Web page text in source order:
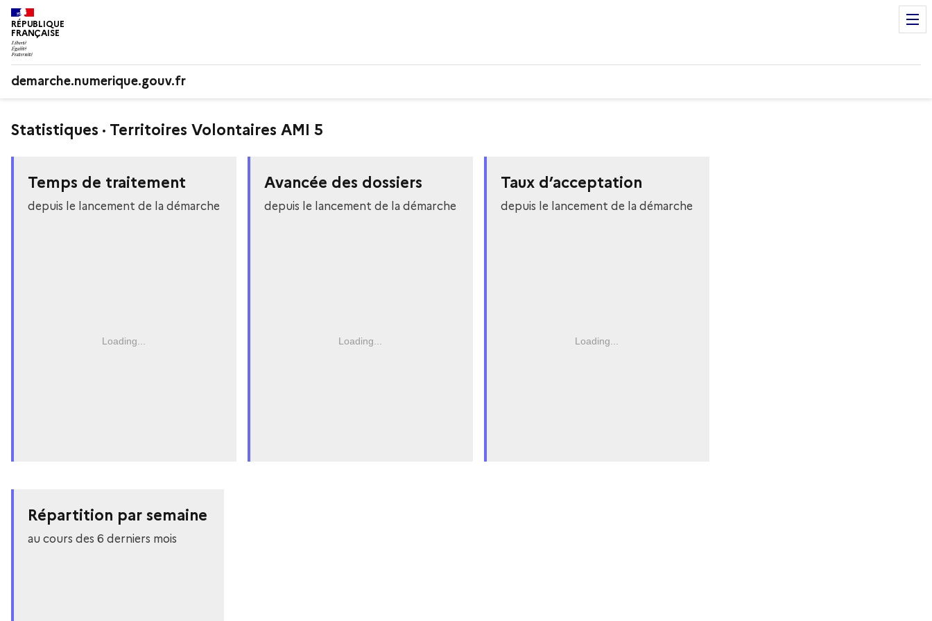
RÉPUBLIQUE
FRANÇAISE
demarche.numerique.gouv.fr
Statistiques · Territoires Volontaires AMI 5
Temps de traitement
depuis le lancement de la démarche
Loading...
Avancée des dossiers
depuis le lancement de la démarche
Loading...
Taux d’acceptation
depuis le lancement de la démarche
Loading...
Répartition par semaine
au cours des 6 derniers mois